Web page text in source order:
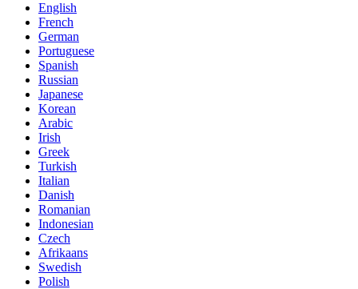
English
French
German
Portuguese
Spanish
Russian
Japanese
Korean
Arabic
Irish
Greek
Turkish
Italian
Danish
Romanian
Indonesian
Czech
Afrikaans
Swedish
Polish